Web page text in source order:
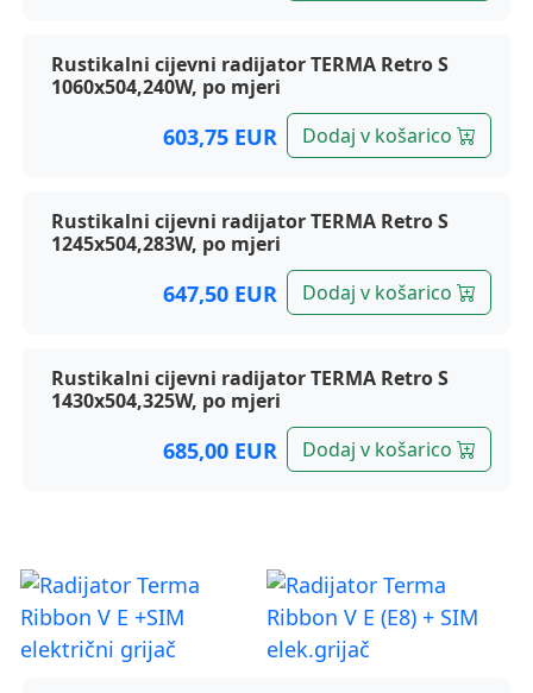
Rustikalni cijevni radijator TERMA Retro S
1060x504,240W, po mjeri
603,75 EUR Dodaj v košarico
Rustikalni cijevni radijator TERMA Retro S
1245x504,283W, po mjeri
647,50 EUR Dodaj v košarico
Rustikalni cijevni radijator TERMA Retro S
1430x504,325W, po mjeri
685,00 EUR Dodaj v košarico